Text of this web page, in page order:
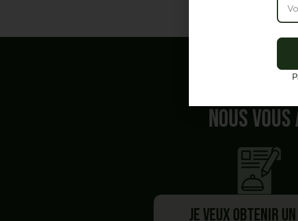
Nous
Je veux obtenir